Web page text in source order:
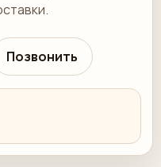
Позвонить